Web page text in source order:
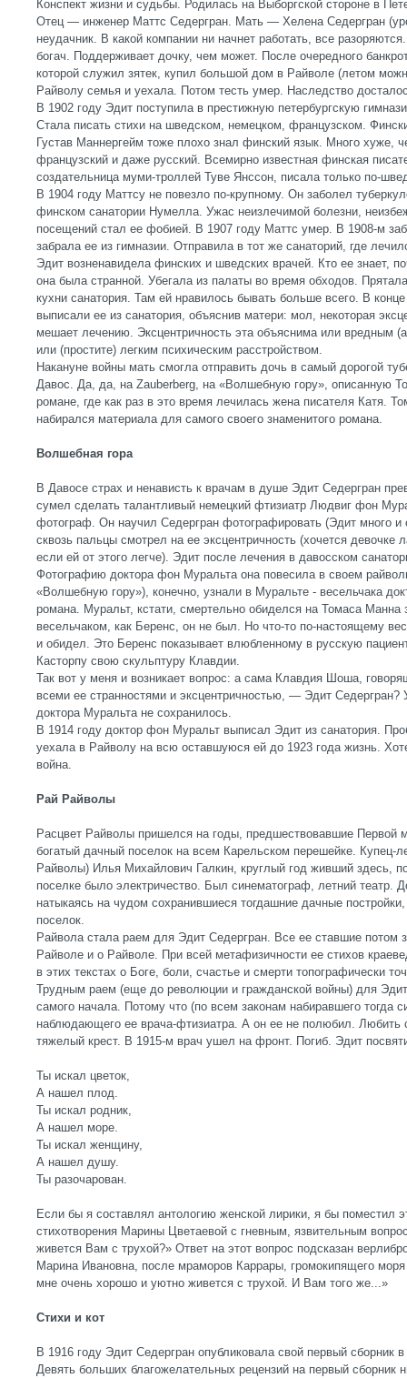
Конспект жизни и судьбы. Родилась на Выборгской стороне в
Отец — инженер Маттс Седергран. Мать — Хелена Седергран
неудачник. В какой компании ни начнет работать, все
богач. Поддерживает дочку, чем может. После очередного
которой служил зятек, купил большой дом в Райволе (летом
Райволу семья и уехала. Потом тесть умер. Наследство
В 1902 году Эдит поступила в престижную петербургскую
Стала писать стихи на шведском, немецком, французском.
Густав Маннергейм тоже плохо знал финский язык. Много хуже,
французский и даже русский. Всемирно известная финская
создательница муми-троллей Туве Янссон, писала только по-
В 1904 году Маттсу не повезло по-крупному. Он заболел
финском санатории Нумелла. Ужас неизлечимой болезни,
посещений стал ее фобией. В 1907 году Маттс умер. В 1908-м
забрала ее из гимназии. Отправила в тот же санаторий, где
Эдит возненавидела финских и шведских врачей. Кто ее знает,
она была странной. Убегала из палаты во время обходов.
кухни санатория. Там ей нравилось бывать больше всего. В
выписали ее из санатория, объяснив матери: мол, некоторая
мешает лечению. Эксцентричность эта объяснима или вредным
или (простите) легким психическим расстройством.
Накануне войны мать смогла отправить дочь в самый дорогой
Давос. Да, да, на Zauberberg, на «Волшебную гору», описанную
романе, где как раз в это время лечилась жена писателя Катя.
набирался материала для самого своего знаменитого романа.
Волшебная гора
В Давосе страх и ненависть к врачам в душе Эдит Седергран
сумел сделать талантливый немецкий фтизиатр Людвиг фон
фотограф. Он научил Седергран фотографировать (Эдит много
сквозь пальцы смотрел на ее эксцентричность (хочется
если ей от этого легче). Эдит после лечения в давосском
Фотографию доктора фон Муральта она повесила в своем
«Волшебную гору»), конечно, узнали в Муральте - весельчака
романа. Муральт, кстати, смертельно обиделся на Томаса
весельчаком, как Беренс, он не был. Но что-то по-настоящему
и обидел. Это Беренс показывает влюбленному в русскую
Касторпу свою скульптуру Клавдии.
Так вот у меня и возникает вопрос: а сама Клавдия Шоша,
всеми ее странностями и эксцентричностью, — Эдит
доктора Муральта не сохранилось.
В 1914 году доктор фон Муральт выписал Эдит из санатория.
уехала в Райволу на всю оставшуюся ей до 1923 года жизнь.
война.
Рай Райволы
Расцвет Райволы пришелся на годы, предшествовавшие Первой
богатый дачный поселок на всем Карельском перешейке. Купец-
Райволы) Илья Михайлович Галкин, круглый год живший здесь,
поселке было электричество. Был синематограф, летний театр.
натыкаясь на чудом сохранившиеся тогдашние дачные
поселок.
Райвола стала раем для Эдит Седергран. Все ее ставшие потом
Райволе и о Райволе. При всей метафизичности ее стихов
в этих текстах о Боге, боли, счастье и смерти топографически
Трудным раем (еще до революции и гражданской войны) для
самого начала. Потому что (по всем законам набиравшего тогда
наблюдающего ее врача-фтизиатра. А он ее не полюбил.
тяжелый крест. В 1915-м врач ушел на фронт. Погиб. Эдит
Ты искал цветок,
А нашел плод.
Ты искал родник,
А нашел море.
Ты искал женщину,
А нашел душу.
Ты разочарован.
Если бы я составлял антологию женской лирики, я бы поместил
стихотворения Марины Цветаевой с гневным, язвительным
живется Вам с трухой?» Ответ на этот вопрос подсказан
Марина Ивановна, после мраморов Каррары, громокипящего моря
мне очень хорошо и уютно живется с трухой. И Вам того же...»
Стихи и кот
В 1916 году Эдит Седергран опубликовала свой первый сборник
Девять больших благожелательных рецензий на первый сборник